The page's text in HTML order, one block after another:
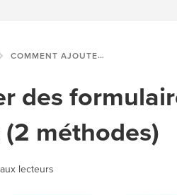
COMMENT AJOUTER DES FORMULAIRES HTML DANS WORDPRESS (2 MÉTHODES)
des
méthodes)
lecteurs